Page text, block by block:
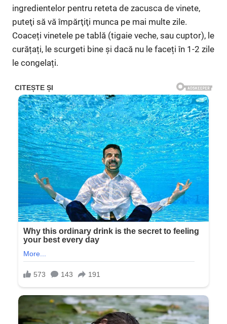
ingredientelor pentru reteta de zacusca de vinete,
puteţi să vă împărţiţi munca pe mai multe zile.
Coaceți vinetele pe tablă (tigaie veche, sau cuptor), le
curățați, le scurgeti bine și dacă nu le faceți în 1-2 zile
le congelați.